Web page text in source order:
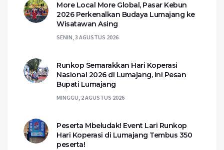
More Local More Global, Pasar Kebun
2026 Perkenalkan Budaya Lumajang ke
Wisatawan Asing
SENIN, 3 AGUSTUS 2026
Runkop Semarakkan Hari Koperasi
Nasional 2026 di Lumajang, Ini Pesan
Bupati Lumajang
MINGGU, 2 AGUSTUS 2026
Peserta Mbeludak! Event Lari Runkop
Hari Koperasi di Lumajang Tembus 350
peserta!